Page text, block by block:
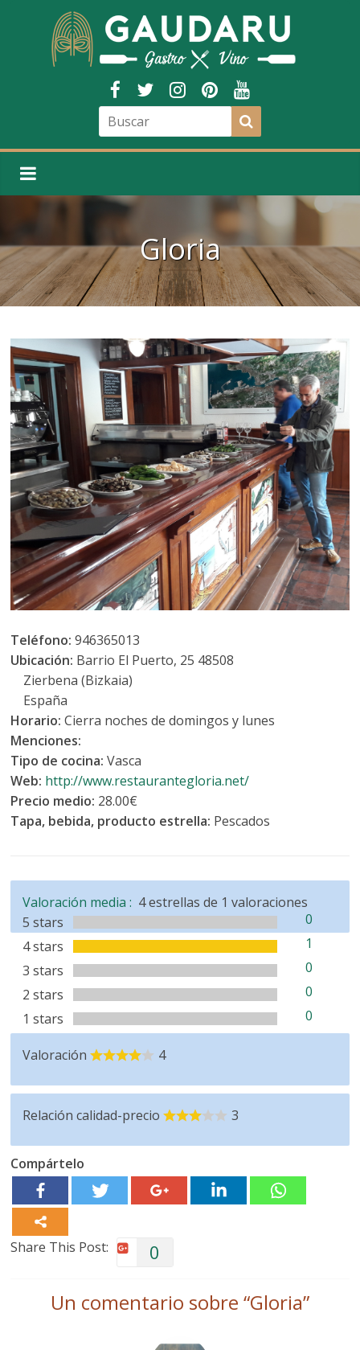
Gloria
Teléfono:946365013
Ubicación: Barrio El Puerto, 25 48508
Zierbena (Bizkaia)
España
Horario:Cierra noches de domingos y lunes
Menciones:
Tipo de cocina:Vasca
Web: http://www.restaurantegloria.net/
Precio medio: 28.00€
Tapa, bebida, producto estrella: Pescados
Valoración media :
5 stars
0
4 stars
1
3 stars
0
2 stars
0
1 stars
0
4estrellas de 1 valoraciones
Valoración 4
Relación calidad-precio 3
Compártelo
Share This Post: 0
Un comentario sobre “Gloria”